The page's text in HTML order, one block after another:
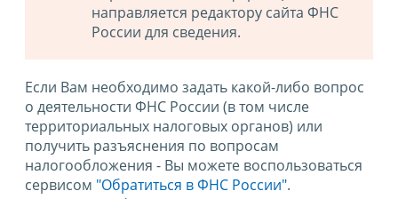
направляется редактору сайта ФНС
России для сведения.
Если Вам необходимо задать какой-либо вопрос
о деятельности ФНС России (в том числе
территориальных налоговых органов) или
получить разъяснения по вопросам
налогообложения - Вы можете воспользоваться
сервисом "Обратиться в ФНС России".